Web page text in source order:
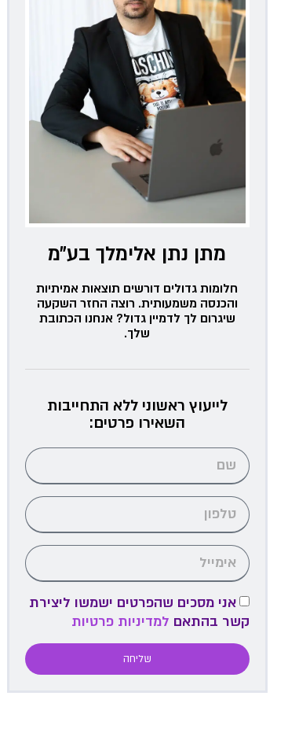
מתן נתן אלימלך בע״מ
חלומות גדולים דורשים תוצאות אמיתיות
והכנסה משמעותית. רוצה החזר השקעה
שיגרום לך לדמיין גדול? אנחנו הכתובת
שלך.
לייעוץ ראשוני ללא התחייבות
השאירו פרטים:
אני מסכים שהפרטים ישמשו ליצירת
קשר בהתאם למדיניות פרטיות
שליחה